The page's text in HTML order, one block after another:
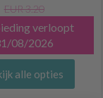
EUR 3.20
verloopt
08/2026
alle opties